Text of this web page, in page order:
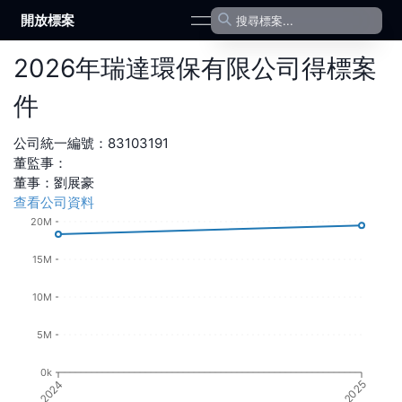
開放標案 open navigation menu
2026年瑞達環保有限公司得標案
件
公司統一編號： 83103191
董監事：
董事 ： 劉展豪
查看公司資料
2024 2025
0k
5M
10M
15M
20M